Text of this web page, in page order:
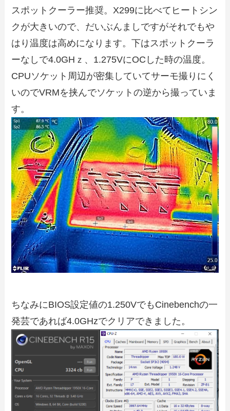
スポットクーラー推奨。X299に比べてヒートシン
クが大きいので、だいぶんましですがそれでもや
はり温度は高めになります。下はスポットクーラ
ーなしで4.0GHｚ、1.275VにOCした時の温度。
CPUソケット周辺が密集していてサーモ撮りにく
いのでVRMを挟んでソケットの逆から撮っていま
す。
ちなみにBIOS設定値の1.250VでもCinebenchの一
発芸であれば4.0GHzでクリアできました。